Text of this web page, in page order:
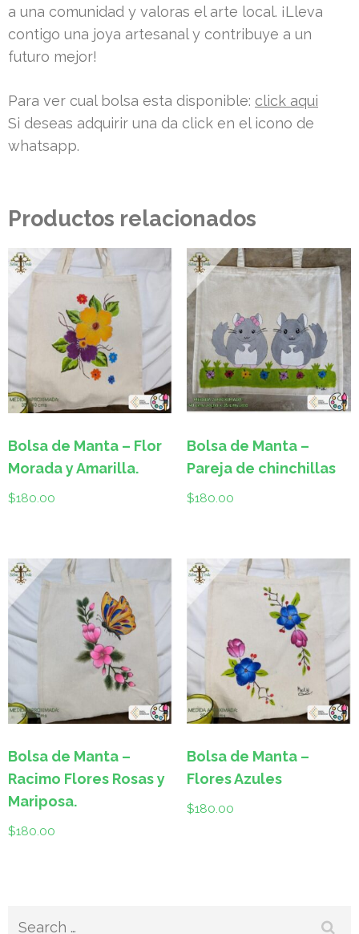
a una comunidad y valoras el arte local. ¡Lleva
contigo una joya artesanal y contribuye a un
futuro mejor!
Para ver cual bolsa esta disponible: click aqui
Si deseas adquirir una da click en el icono de
whatsapp.
Productos relacionados
Bolsa de Manta – Flor
Morada y Amarilla.
$180.00
Bolsa de Manta –
Pareja de chinchillas
$180.00
Bolsa de Manta –
Racimo Flores Rosas y
Mariposa.
$180.00
Bolsa de Manta –
Flores Azules
$180.00
Search